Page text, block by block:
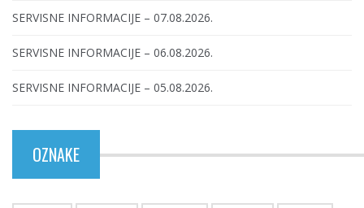
SERVISNE INFORMACIJE – 07.08.2026.
SERVISNE INFORMACIJE – 06.08.2026.
SERVISNE INFORMACIJE – 05.08.2026.
OZNAKE